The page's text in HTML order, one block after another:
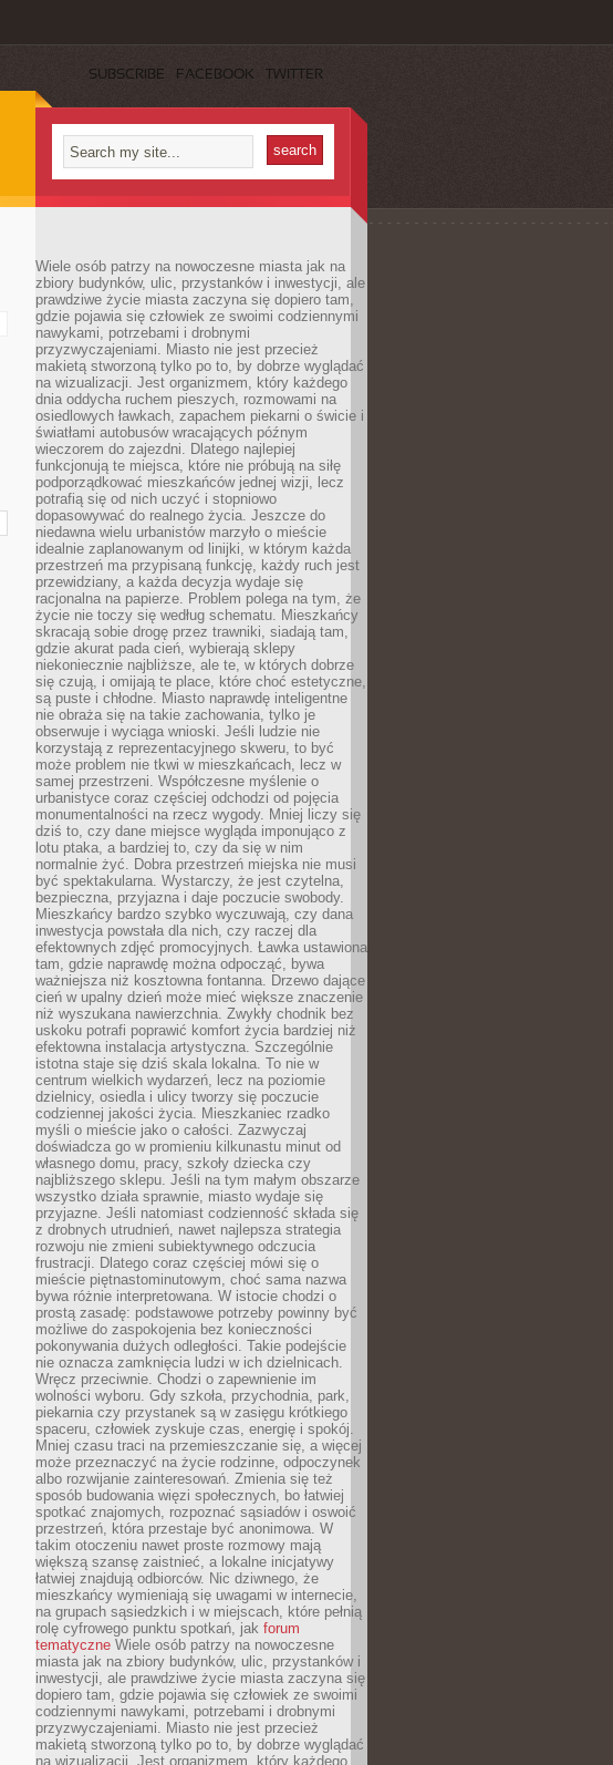
SUBSCRIBE FACEBOOK TWITTER
Wiele osób patrzy na nowoczesne miasta jak na
zbiory budynków, ulic, przystanków i inwestycji, ale
prawdziwe życie miasta zaczyna się dopiero tam,
gdzie pojawia się człowiek ze swoimi codziennymi
nawykami, potrzebami i drobnymi
przyzwyczajeniami. Miasto nie jest przecież
makietą stworzoną tylko po to, by dobrze wyglądać
na wizualizacji. Jest organizmem, który każdego
dnia oddycha ruchem pieszych, rozmowami na
osiedlowych ławkach, zapachem piekarni o świcie i
światłami autobusów wracających późnym
wieczorem do zajezdni. Dlatego najlepiej
funkcjonują te miejsca, które nie próbują na siłę
podporządkować mieszkańców jednej wizji, lecz
potrafią się od nich uczyć i stopniowo
dopasowywać do realnego życia. Jeszcze do
niedawna wielu urbanistów marzyło o mieście
idealnie zaplanowanym od linijki, w którym każda
przestrzeń ma przypisaną funkcję, każdy ruch jest
przewidziany, a każda decyzja wydaje się
racjonalna na papierze. Problem polega na tym, że
życie nie toczy się według schematu. Mieszkańcy
skracają sobie drogę przez trawniki, siadają tam,
gdzie akurat pada cień, wybierają sklepy
niekoniecznie najbliższe, ale te, w których dobrze
się czują, i omijają te place, które choć estetyczne,
są puste i chłodne. Miasto naprawdę inteligentne
nie obraża się na takie zachowania, tylko je
obserwuje i wyciąga wnioski. Jeśli ludzie nie
korzystają z reprezentacyjnego skweru, to być
może problem nie tkwi w mieszkańcach, lecz w
samej przestrzeni. Współczesne myślenie o
urbanistyce coraz częściej odchodzi od pojęcia
monumentalności na rzecz wygody. Mniej liczy się
dziś to, czy dane miejsce wygląda imponująco z
lotu ptaka, a bardziej to, czy da się w nim
normalnie żyć. Dobra przestrzeń miejska nie musi
być spektakularna. Wystarczy, że jest czytelna,
bezpieczna, przyjazna i daje poczucie swobody.
Mieszkańcy bardzo szybko wyczuwają, czy dana
inwestycja powstała dla nich, czy raczej dla
efektownych zdjęć promocyjnych. Ławka ustawiona
tam, gdzie naprawdę można odpocząć, bywa
ważniejsza niż kosztowna fontanna. Drzewo dające
cień w upalny dzień może mieć większe znaczenie
niż wyszukana nawierzchnia. Zwykły chodnik bez
uskoku potrafi poprawić komfort życia bardziej niż
efektowna instalacja artystyczna. Szczególnie
istotna staje się dziś skala lokalna. To nie w
centrum wielkich wydarzeń, lecz na poziomie
dzielnicy, osiedla i ulicy tworzy się poczucie
codziennej jakości życia. Mieszkaniec rzadko
myśli o mieście jako o całości. Zazwyczaj
doświadcza go w promieniu kilkunastu minut od
własnego domu, pracy, szkoły dziecka czy
najbliższego sklepu. Jeśli na tym małym obszarze
wszystko działa sprawnie, miasto wydaje się
przyjazne. Jeśli natomiast codzienność składa się
z drobnych utrudnień, nawet najlepsza strategia
rozwoju nie zmieni subiektywnego odczucia
frustracji. Dlatego coraz częściej mówi się o
mieście piętnastominutowym, choć sama nazwa
bywa różnie interpretowana. W istocie chodzi o
prostą zasadę: podstawowe potrzeby powinny być
możliwe do zaspokojenia bez konieczności
pokonywania dużych odległości. Takie podejście
nie oznacza zamknięcia ludzi w ich dzielnicach.
Wręcz przeciwnie. Chodzi o zapewnienie im
wolności wyboru. Gdy szkoła, przychodnia, park,
piekarnia czy przystanek są w zasięgu krótkiego
spaceru, człowiek zyskuje czas, energię i spokój.
Mniej czasu traci na przemieszczanie się, a więcej
może przeznaczyć na życie rodzinne, odpoczynek
albo rozwijanie zainteresowań. Zmienia się też
sposób budowania więzi społecznych, bo łatwiej
spotkać znajomych, rozpoznać sąsiadów i oswoić
przestrzeń, która przestaje być anonimowa. W
takim otoczeniu nawet proste rozmowy mają
większą szansę zaistnieć, a lokalne inicjatywy
łatwiej znajdują odbiorców. Nic dziwnego, że
mieszkańcy wymieniają się uwagami w internecie,
na grupach sąsiedzkich i w miejscach, które pełnią
rolę cyfrowego punktu spotkań, jak forum
tematyczne Wiele osób patrzy na nowoczesne
miasta jak na zbiory budynków, ulic, przystanków i
inwestycji, ale prawdziwe życie miasta zaczyna się
dopiero tam, gdzie pojawia się człowiek ze swoimi
codziennymi nawykami, potrzebami i drobnymi
przyzwyczajeniami. Miasto nie jest przecież
makietą stworzoną tylko po to, by dobrze wyglądać
na wizualizacji. Jest organizmem, który każdego